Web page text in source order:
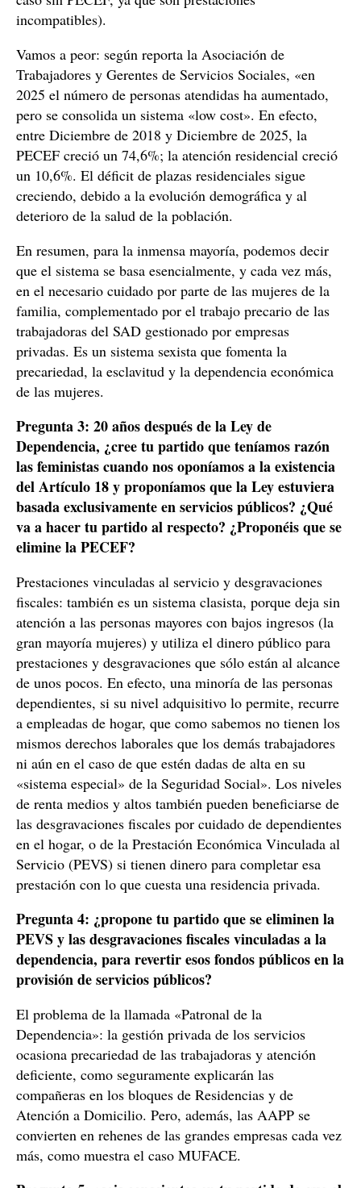
incompatibles).
Vamos a peor: según reporta la Asociación de
Trabajadores y Gerentes de Servicios Sociales, «en
2025 el número de personas atendidas ha aumentado,
pero se consolida un sistema «low cost». En efecto,
entre Diciembre de 2018 y Diciembre de 2025, la
PECEF creció un 74,6%; la atención residencial creció
un 10,6%. El déficit de plazas residenciales sigue
creciendo, debido a la evolución demográfica y al
deterioro de la salud de la población.
En resumen, para la inmensa mayoría, podemos decir
que el sistema se basa esencialmente, y cada vez más,
en el necesario cuidado por parte de las mujeres de la
familia, complementado por el trabajo precario de las
trabajadoras del SAD gestionado por empresas
privadas. Es un sistema sexista que fomenta la
precariedad, la esclavitud y la dependencia económica
de las mujeres.
Pregunta 3: 20 años después de la Ley de
Dependencia, ¿cree tu partido que teníamos razón
las feministas cuando nos oponíamos a la existencia
del Artículo 18 y proponíamos que la Ley estuviera
basada exclusivamente en servicios públicos? ¿Qué
va a hacer tu partido al respecto? ¿Proponéis que se
elimine la PECEF?
Prestaciones vinculadas al servicio y desgravaciones
fiscales: también es un sistema clasista, porque deja sin
atención a las personas mayores con bajos ingresos (la
gran mayoría mujeres) y utiliza el dinero público para
prestaciones y desgravaciones que sólo están al alcance
de unos pocos. En efecto, una minoría de las personas
dependientes, si su nivel adquisitivo lo permite, recurre
a empleadas de hogar, que como sabemos no tienen los
mismos derechos laborales que los demás trabajadores
ni aún en el caso de que estén dadas de alta en su
«sistema especial» de la Seguridad Social». Los niveles
de renta medios y altos también pueden beneficiarse de
las desgravaciones fiscales por cuidado de dependientes
en el hogar, o de la Prestación Económica Vinculada al
Servicio (PEVS) si tienen dinero para completar esa
prestación con lo que cuesta una residencia privada.
Pregunta 4: ¿propone tu partido que se eliminen la
PEVS y las desgravaciones fiscales vinculadas a la
dependencia, para revertir esos fondos públicos en la
provisión de servicios públicos?
El problema de la llamada «Patronal de la
Dependencia»: la gestión privada de los servicios
ocasiona precariedad de las trabajadoras y atención
deficiente, como seguramente explicarán las
compañeras en los bloques de Residencias y de
Atención a Domicilio. Pero, además, las AAPP se
convierten en rehenes de las grandes empresas cada vez
más, como muestra el caso MUFACE.